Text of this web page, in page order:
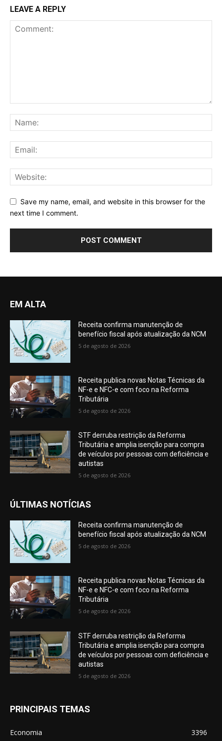
LEAVE A REPLY
Save my name, email, and website in this browser for the
next time I comment.
EM ALTA
Receita confirma manutenção de
benefício fiscal após atualização da NCM
5 de agosto de 2026
Receita publica novas Notas Técnicas da
NF-e e NFC-e com foco na Reforma
Tributária
5 de agosto de 2026
STF derruba restrição da Reforma
Tributária e amplia isenção para compra
de veículos por pessoas com deficiência e
autistas
5 de agosto de 2026
ÚLTIMAS NOTÍCIAS
Receita confirma manutenção de
benefício fiscal após atualização da NCM
5 de agosto de 2026
Receita publica novas Notas Técnicas da
NF-e e NFC-e com foco na Reforma
Tributária
5 de agosto de 2026
STF derruba restrição da Reforma
Tributária e amplia isenção para compra
de veículos por pessoas com deficiência e
autistas
5 de agosto de 2026
PRINCIPAIS TEMAS
Economia
3396